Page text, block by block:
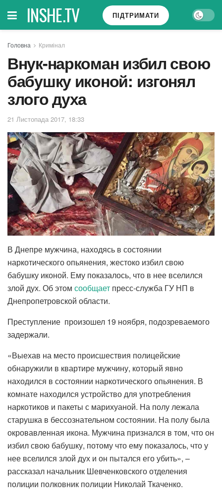
INSHE.TV ПІДТРИМАТИ
Головна Кримінал
Внук-наркоман избил свою
бабушку иконой: изгонял
злого духа
21 Листопада 2017, 18:33
В Днепре мужчина, находясь в состоянии
наркотического опьянения, жестоко избил свою
бабушку иконой. Ему показалось, что в нее вселился
злой дух. Об этом сообщает пресс-служба ГУ НП в
Днепропетровской области.
Преступление произошел 19 ноября, подозреваемого
задержали.
«Выехав на место происшествия полицейские
обнаружили в квартире мужчину, который явно
находился в состоянии наркотического опьянения. В
комнате находился устройство для употребления
наркотиков и пакеты с марихуаной. На полу лежала
старушка в бессознательном состоянии. На полу была
окровавленная икона. Мужчина признался в том, что он
избил свою бабушку, потому что ему показалось, что у
нее вселился злой дух и он пытался его убить», –
рассказал начальник Шевченковского отделения
полиции полковник полиции Николай Ткаченко.